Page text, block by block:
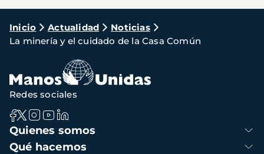
Ruta
de
navegación
Inicio Actualidad
Noticias
La minería y el cuidado de la Casa Común
Navegación
principal
Quienes somos
Qué hacemos
Redes sociales